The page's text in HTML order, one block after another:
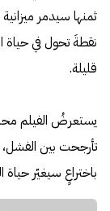
ثمنها سيدمر
نقطةَ تحول في حياة
قليلة.
يستعرضُ الفيلم
تأرجحت بين الفشل،
باختراعٍ سيغيّر حياة